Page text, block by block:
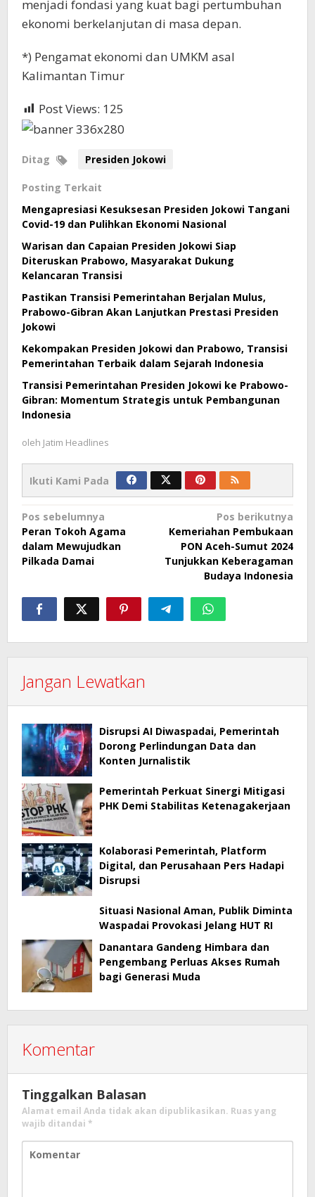
menjadi fondasi yang kuat bagi pertumbuhan
ekonomi berkelanjutan di masa depan.
*) Pengamat ekonomi dan UMKM asal
Kalimantan Timur
Post Views: 125
Ditag Presiden Jokowi
Posting Terkait
Mengapresiasi Kesuksesan Presiden Jokowi Tangani
Covid-19 dan Pulihkan Ekonomi Nasional
Warisan dan Capaian Presiden Jokowi Siap
Diteruskan Prabowo, Masyarakat Dukung
Kelancaran Transisi
Pastikan Transisi Pemerintahan Berjalan Mulus,
Prabowo-Gibran Akan Lanjutkan Prestasi Presiden
Jokowi
Kekompakan Presiden Jokowi dan Prabowo, Transisi
Pemerintahan Terbaik dalam Sejarah Indonesia
Transisi Pemerintahan Presiden Jokowi ke Prabowo-
Gibran: Momentum Strategis untuk Pembangunan
Indonesia
oleh Jatim Headlines
Ikuti Kami Pada
Navigasi
pos
Pos sebelumnya
Peran Tokoh Agama
dalam Mewujudkan
Pilkada Damai
Pos berikutnya
Kemeriahan Pembukaan
PON Aceh-Sumut 2024
Tunjukkan Keberagaman
Budaya Indonesia
Jangan Lewatkan
Disrupsi AI Diwaspadai, Pemerintah
Dorong Perlindungan Data dan
Konten Jurnalistik
Pemerintah Perkuat Sinergi Mitigasi
PHK Demi Stabilitas Ketenagakerjaan
Kolaborasi Pemerintah, Platform
Digital, dan Perusahaan Pers Hadapi
Disrupsi
Situasi Nasional Aman, Publik Diminta
Waspadai Provokasi Jelang HUT RI
Danantara Gandeng Himbara dan
Pengembang Perluas Akses Rumah
bagi Generasi Muda
Komentar
Tinggalkan Balasan
Alamat email Anda tidak akan dipublikasikan. Ruas yang
wajib ditandai *